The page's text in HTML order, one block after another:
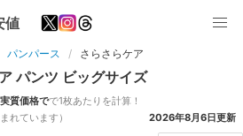
値
パンパース さらさらケア
パンツ ビッグサイズ
質価格でで1枚あたりを計算！
れています）
2026年8月6日更新